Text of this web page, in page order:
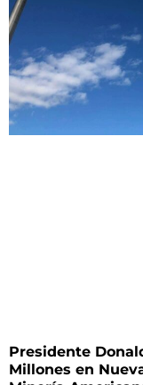
Presidente
Millones en